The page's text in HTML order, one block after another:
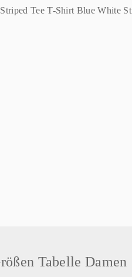
Tabelle Damen